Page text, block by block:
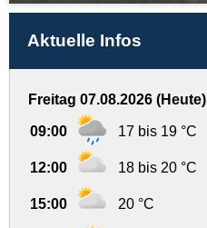
Aktuelle Infos
Freitag 07.08.2026 (Heute)
09:00 17 bis 19 °C
12:00 18 bis 20 °C
15:00 20 °C